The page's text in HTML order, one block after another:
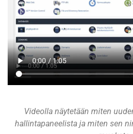
Videolla näytetään miten
hallintapaneelista ja miten sen